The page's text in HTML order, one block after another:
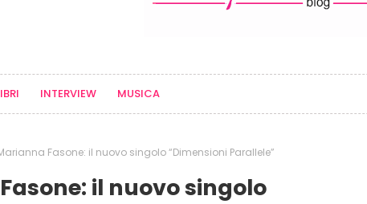
INTERVIEW MUSICA
Fasone: il nuovo singolo “Dimensioni Parallele”
il nuovo singolo